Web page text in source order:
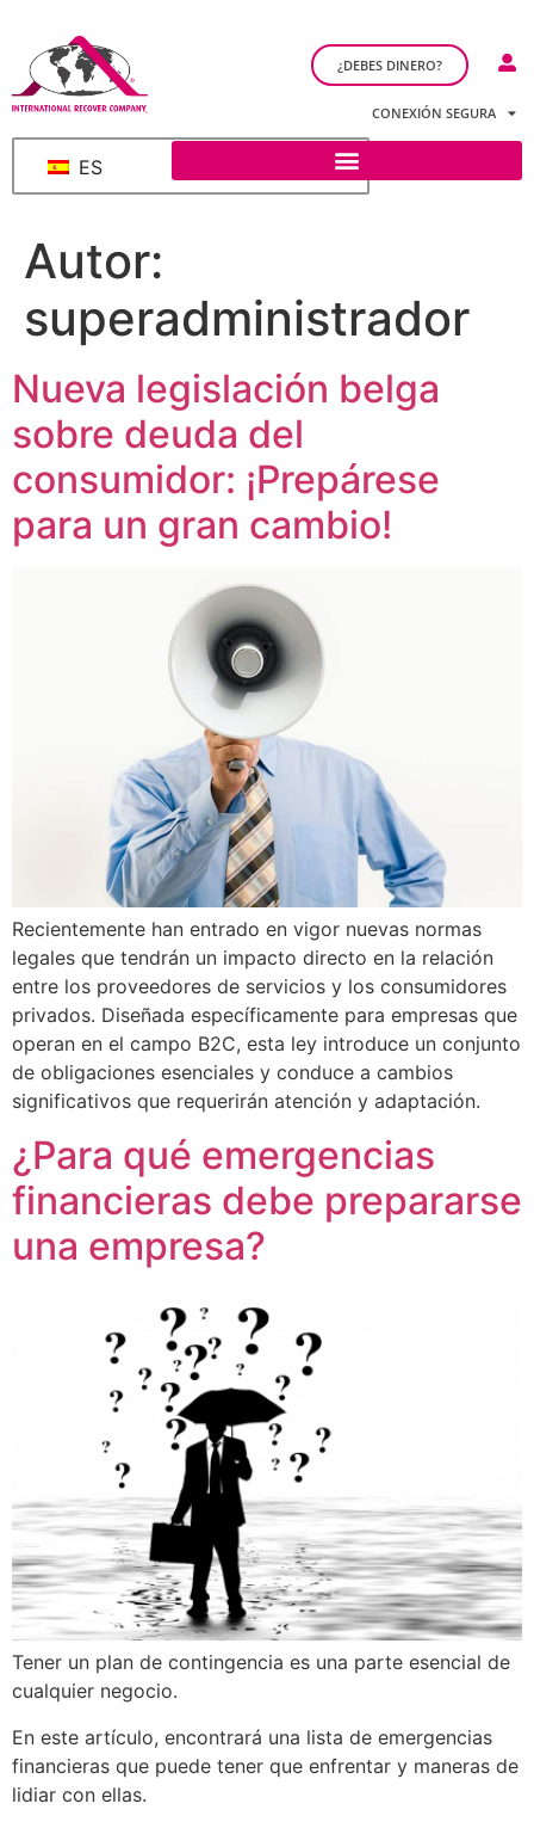
ES
¿DEBES DINERO?
CONEXIÓN SEGURA
Autor:
superadministrador
Nueva legislación belga
sobre deuda del
consumidor: ¡Prepárese
para un gran cambio!
Recientemente han entrado en vigor nuevas normas
legales que tendrán un impacto directo en la relación
entre los proveedores de servicios y los consumidores
privados. Diseñada específicamente para empresas que
operan en el campo B2C, esta ley introduce un conjunto
de obligaciones esenciales y conduce a cambios
significativos que requerirán atención y adaptación.
¿Para qué emergencias
financieras debe prepararse
una empresa?
Tener un plan de contingencia es una parte esencial de
cualquier negocio.
En este artículo, encontrará una lista de emergencias
financieras que puede tener que enfrentar y maneras de
lidiar con ellas.